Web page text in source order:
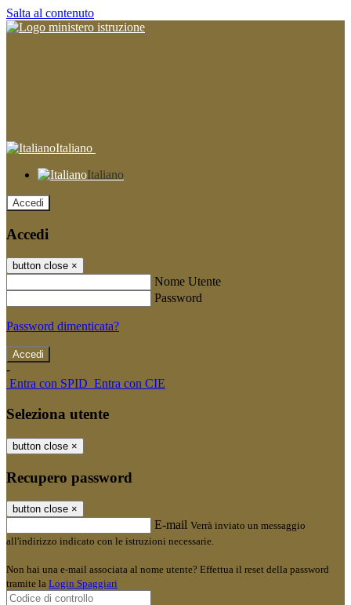
Salta al contenuto
Italiano
Italiano
Accedi
Accedi
button close ×
Nome Utente
Password
Password dimenticata?
-
Entra con SPID Entra con CIE
Seleziona utente
button close ×
Recupero password
button close ×
E-mail Verrà inviato un messaggio
all'indirizzo indicato con le istruzioni necessarie.
Non hai una e-mail associata al nome utente? Effettua il reset della password
tramite la Login Spaggiari